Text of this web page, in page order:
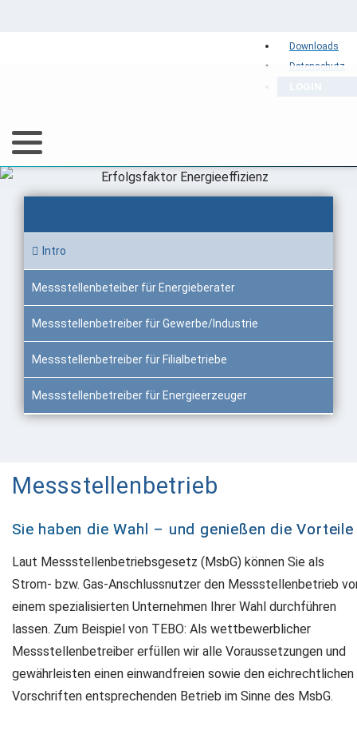
Downloads
Datenschutz
Intro
Messstellenbeteiber für Energieberater
Messstellenbetreiber für Gewerbe/Industrie
Messstellenbetreiber für Filialbetriebe
Messstellenbetreiber für Energieerzeuger
Messstellenbetrieb
Sie haben die Wahl – und genießen die Vorteile
Laut Messstellenbetriebsgesetz (MsbG) können Sie als
Strom- bzw. Gas-Anschlussnutzer den Messstellenbetrieb
einem spezialisierten Unternehmen Ihrer Wahl durchführen
lassen. Zum Beispiel von TEBO: Als wettbewerblicher
Messstellenbetreiber erfüllen wir alle Voraussetzungen und
gewährleisten einen einwandfreien sowie den eichrechtlichen
Vorschriften entsprechenden Betrieb im Sinne des MsbG.